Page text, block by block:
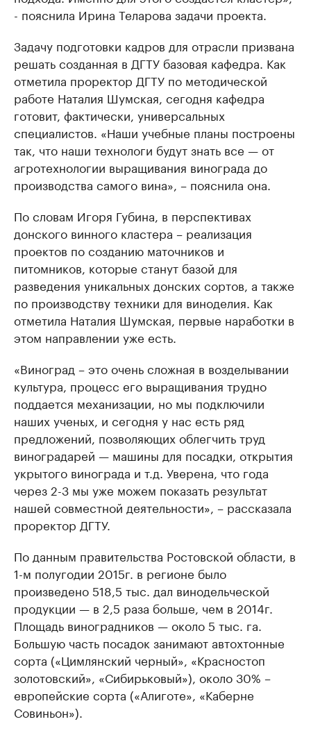
- пояснила Ирина Теларова задачи проекта.
Задачу подготовки кадров для отрасли призвана
решать созданная в ДГТУ базовая кафедра. Как
отметила проректор ДГТУ по методической
работе Наталия Шумская, сегодня кафедра
готовит, фактически, универсальных
специалистов. «Наши учебные планы построены
так, что наши технологи будут знать все — от
агротехнологии выращивания винограда до
производства самого вина», – пояснила она.
По словам Игоря Губина, в перспективах
донского винного кластера – реализация
проектов по созданию маточников и
питомников, которые станут базой для
разведения уникальных донских сортов, а также
по производству техники для виноделия. Как
отметила Наталия Шумская, первые наработки в
этом направлении уже есть.
«Виноград – это очень сложная в возделывании
культура, процесс его выращивания трудно
поддается механизации, но мы подключили
наших ученых, и сегодня у нас есть ряд
предложений, позволяющих облегчить труд
виноградарей — машины для посадки, открытия
укрытого винограда и т.д. Уверена, что года
через 2-3 мы уже можем показать результат
нашей совместной деятельности», – рассказала
проректор ДГТУ.
По данным правительства Ростовской области, в
1-м полугодии 2015г. в регионе было
произведено 518,5 тыс. дал винодельческой
продукции — в 2,5 раза больше, чем в 2014г.
Площадь виноградников — около 5 тыс. га.
Большую часть посадок занимают автохтонные
сорта («Цимлянский черный», «Красностоп
золотовский», «Сибирьковый»), около 30% –
европейские сорта («Алиготе», «Каберне
Совиньон»).